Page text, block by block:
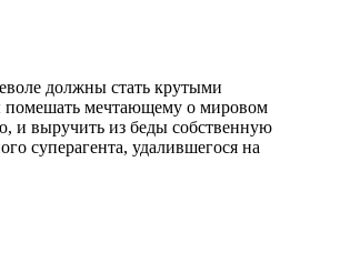
должны стать крутыми
мечтающему о мировом
и выручить из беды собственную
суперагента, удалившегося на